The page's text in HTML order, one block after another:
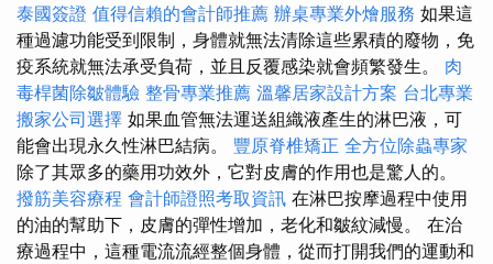
泰國簽證 值得信賴的會計師推薦 辦桌專業外燴服務 如果這
種過濾功能受到限制，身體就無法清除這些累積的廢物，免
疫系統就無法承受負荷，並且反覆感染就會頻繁發生。 肉
毒桿菌除皺體驗 整骨專業推薦 溫馨居家設計方案 台北專業
搬家公司選擇 如果血管無法運送組織液產生的淋巴液，可
能會出現永久性淋巴結病。 豐原脊椎矯正 全方位除蟲專家
除了其眾多的藥用功效外，它對皮膚的作用也是驚人的。
撥筋美容療程 會計師證照考取資訊 在淋巴按摩過程中使用
的油的幫助下，皮膚的彈性增加，老化和皺紋減慢。 在治
療過程中，這種電流流經整個身體，從而打開我們的運動和